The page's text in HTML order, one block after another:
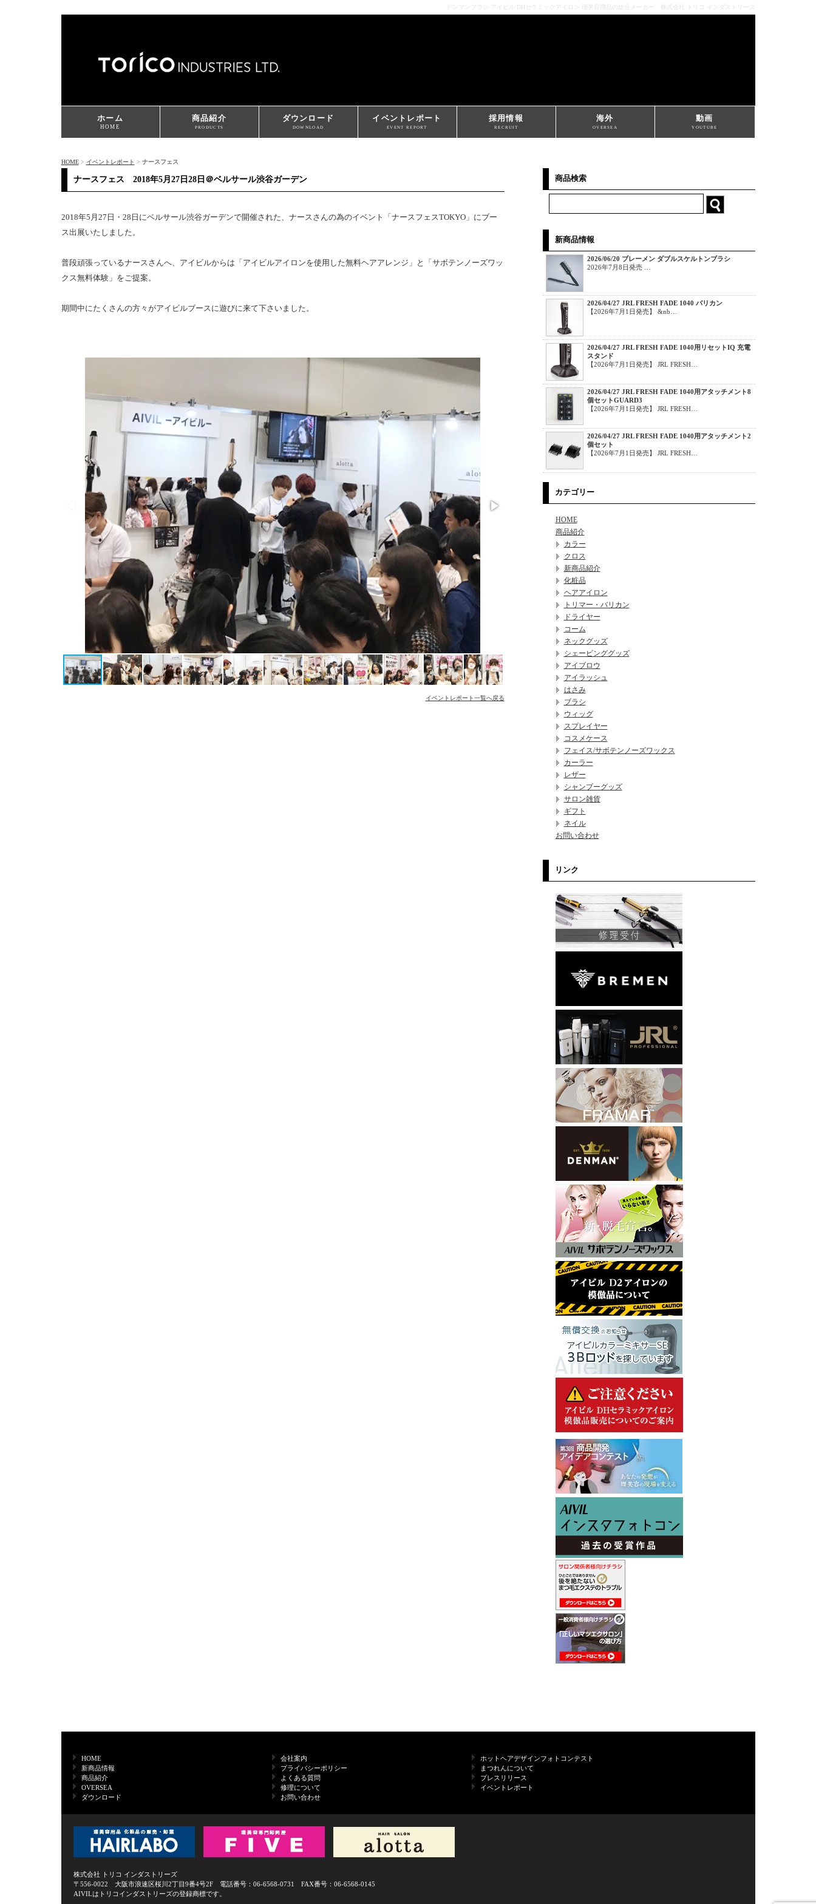
デンマンブラシ アイビル DHセラミックアイロン 理美容用品の総合メーカー 株式会社 トリコ インダストリーズ
ホーム
HOME
商品紹介
PRODUCTS
ダウンロード
DOWNLOAD
イベントレポート
EVENT REPORT
採用情報
RECRUIT
海外
OVERSEA
動画
YOUTUBE
HOME> イベントレポート > ナースフェス
ナースフェス 2018年5月27日28日＠ベルサール渋谷ガーデン
2018年5月27日・28日にベルサール渋谷ガーデンで開催された、ナースさんの為のイベント「ナースフェスTOKYO」にブー
ス出展いたしました。
普段頑張っているナースさんへ、アイビルからは「アイビルアイロンを使用した無料ヘアアレンジ」と「サボテンノーズワッ
クス無料体験」をご提案。
期間中にたくさんの方々がアイビルブースに遊びに来て下さいました。
イベントレポート一覧へ戻る
商品検索
新商品情報
2026/06/20 ブレーメン ダブルスケルトンブラシ
2026年7月8日発売 …
2026/04/27 JRL FRESH FADE 1040 バリカン
【2026年7月1日発売】 &nb…
2026/04/27 JRL FRESH FADE 1040用リセットIQ 充電
スタンド
【2026年7月1日発売】 JRL FRESH…
2026/04/27 JRL FRESH FADE 1040用アタッチメント8
個セットGUARD3
【2026年7月1日発売】 JRL FRESH…
2026/04/27 JRL FRESH FADE 1040用アタッチメント2
個セット
【2026年7月1日発売】 JRL FRESH…
カテゴリー
HOME
商品紹介
カラー
クロス
新商品紹介
化粧品
ヘアアイロン
トリマー・バリカン
ドライヤー
コーム
ネックグッズ
シェービンググッズ
アイブロウ
アイラッシュ
はさみ
ブラシ
ウィッグ
スプレイヤー
コスメケース
フェイス/サボテンノーズワックス
カーラー
レザー
シャンプーグッズ
サロン雑貨
ギフト
ネイル
お問い合わせ
リンク
HOME
新商品情報
商品紹介
OVERSEA
ダウンロード
会社案内
プライバシーポリシー
よくある質問
修理について
お問い合わせ
ホットヘアデザインフォトコンテスト
まつれんについて
プレスリリース
イベントレポート
株式会社 トリコ インダストリーズ
〒556-0022 大阪市浪速区桜川2丁目9番4号2F 電話番号：06-6568-0731 FAX番号：06-6568-0145
AIVILはトリコインダストリーズの登録商標です。